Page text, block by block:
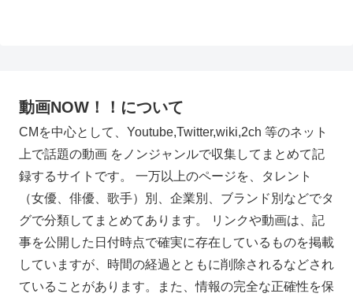
動画NOW！！について
CMを中心として、Youtube,Twitter,wiki,2ch 等のネット
上で話題の動画 をノンジャンルで収集してまとめて記
録するサイトです。 一万以上のページを、タレント
（女優、俳優、歌手）別、企業別、ブランド別などでタ
グで分類してまとめてあります。 リンクや動画は、記
事を公開した日付時点で確実に存在しているものを掲載
していますが、時間の経過とともに削除されるなどされ
ていることがあります。また、情報の完全な正確性を保